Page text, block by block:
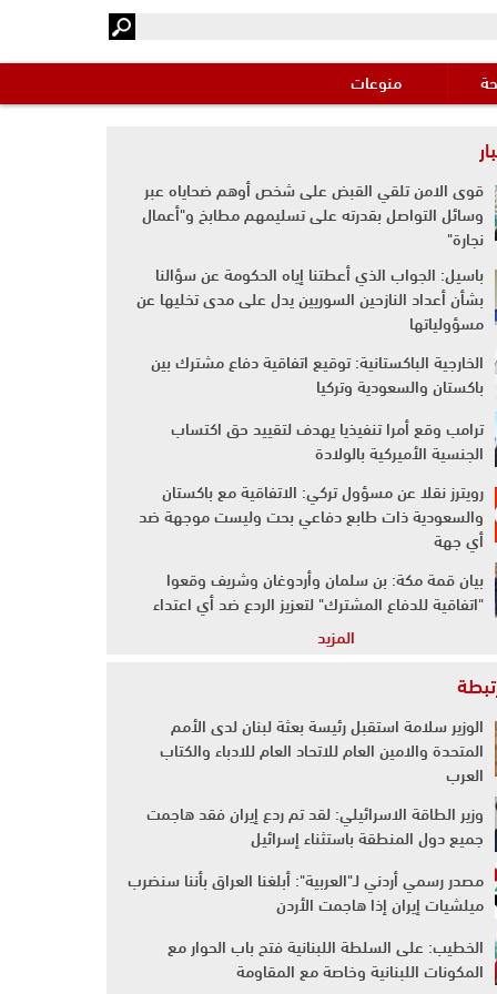
منوعات
قوى الامن تلقي القبض على شخص أوهم ضحاياه عبر
وسائل التواصل بقدرته على تسليمهم مطابخ و"أعمال
نجارة"
باسيل: الجواب الذي أعطتنا إياه الحكومة عن سؤالنا
بشأن أعداد النازحين السوريين يدل على مدى تخليها عن
مسؤولياتها
الخارجية الباكستانية: توقيع اتفاقية دفاع مشترك بين
باكستان والسعودية وتركيا
ترامب وقع أمرا تنفيذيا يهدف لتقييد حق اكتساب
الجنسية الأميركية بالولادة
رويترز نقلا عن مسؤول تركي: الاتفاقية مع باكستان
والسعودية ذات طابع دفاعي بحت وليست موجهة ضد
أي جهة
بيان قمة مكة: بن سلمان وأردوغان وشريف وقعوا
"اتفاقية للدفاع المشترك" لتعزيز الردع ضد أي اعتداء
المزيد
الوزير سلامة استقبل رئيسة بعثة لبنان لدى الأمم
المتحدة والامين العام للاتحاد العام للادباء والكتاب
العرب
وزير الطاقة الاسرائيلي: لقد تم ردع إيران فقد هاجمت
جميع دول المنطقة باستثناء إسرائيل
مصدر رسمي أردني لـ"العربية": أبلغنا العراق بأننا سنضرب
ميلشيات إيران إذا هاجمت الأردن
الخطيب: على السلطة اللبنانية فتح باب الحوار مع
المكونات اللبنانية وخاصة مع المقاومة